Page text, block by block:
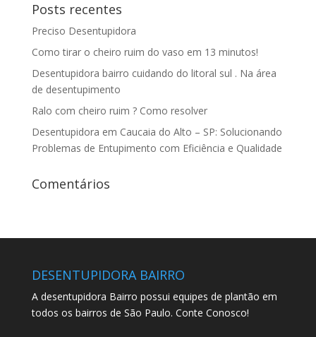
Posts recentes
Preciso Desentupidora
Como tirar o cheiro ruim do vaso em 13 minutos!
Desentupidora bairro cuidando do litoral sul . Na área
de desentupimento
Ralo com cheiro ruim ? Como resolver
Desentupidora em Caucaia do Alto – SP: Solucionando
Problemas de Entupimento com Eficiência e Qualidade
Comentários
DESENTUPIDORA BAIRRO
A desentupidora Bairro possui equipes de plantão em
todos os bairros de São Paulo. Conte Conosco!